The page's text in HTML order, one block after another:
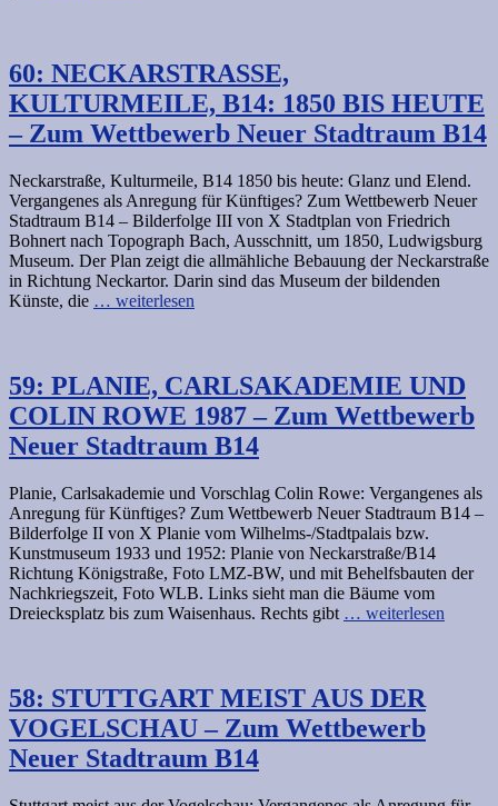
60: NECKARSTRASSE,
KULTURMEILE, B14: 1850 BIS HEUTE
– Zum Wettbewerb Neuer Stadtraum B14
Neckarstraße, Kulturmeile, B14 1850 bis heute: Glanz und Elend.
Vergangenes als Anregung für Künftiges? Zum Wettbewerb Neuer
Stadtraum B14 – Bilderfolge III von X Stadtplan von Friedrich
Bohnert nach Topograph Bach, Ausschnitt, um 1850, Ludwigsburg
Museum. Der Plan zeigt die allmähliche Bebauung der Neckarstraße
in Richtung Neckartor. Darin sind das Museum der bildenden
Künste, die … weiterlesen
59: PLANIE, CARLSAKADEMIE UND
COLIN ROWE 1987 – Zum Wettbewerb
Neuer Stadtraum B14
Planie, Carlsakademie und Vorschlag Colin Rowe: Vergangenes als
Anregung für Künftiges? Zum Wettbewerb Neuer Stadtraum B14 –
Bilderfolge II von X Planie vom Wilhelms-/Stadtpalais bzw.
Kunstmuseum 1933 und 1952: Planie von Neckarstraße/B14
Richtung Königstraße, Foto LMZ-BW, und mit Behelfsbauten der
Nachkriegszeit, Foto WLB. Links sieht man die Bäume vom
Dreiecksplatz bis zum Waisenhaus. Rechts gibt … weiterlesen
58: STUTTGART MEIST AUS DER
VOGELSCHAU – Zum Wettbewerb
Neuer Stadtraum B14